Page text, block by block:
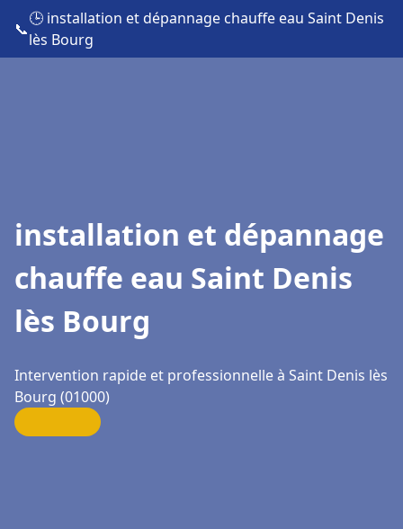
📞
🕒 installation et dépannage chauffe eau Saint Denis
lès Bourg
installation et dépannage
chauffe eau Saint Denis
lès Bourg
Intervention rapide et professionnelle à Saint Denis lès
Bourg (01000)